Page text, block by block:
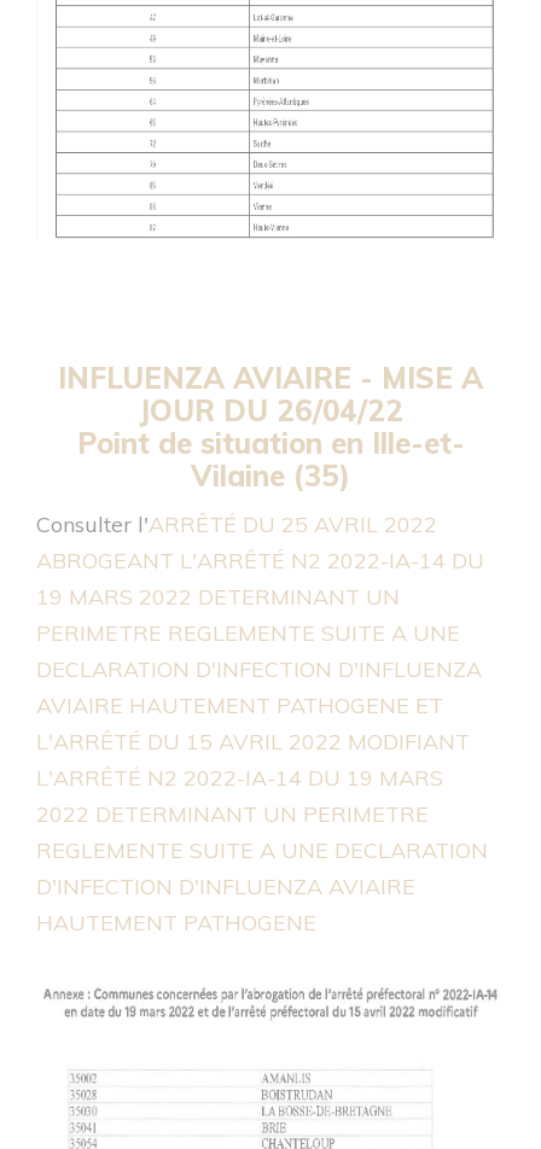
INFLUENZA AVIAIRE - MISE A
JOUR DU 26/04/22
Point de situation en Ille-et-
Vilaine (35)
Consulter l'ARRÊTÉ DU 25 AVRIL 2022
ABROGEANT L'ARRÊTÉ N2 2022-IA-14 DU
19 MARS 2022 DETERMINANT UN
PERIMETRE REGLEMENTE SUITE A UNE
DECLARATION D'INFECTION D'INFLUENZA
AVIAIRE HAUTEMENT PATHOGENE ET
L'ARRÊTÉ DU 15 AVRIL 2022 MODIFIANT
L'ARRÊTÉ N2 2022-IA-14 DU 19 MARS
2022 DETERMINANT UN PERIMETRE
REGLEMENTE SUITE A UNE DECLARATION
D'INFECTION D'INFLUENZA AVIAIRE
HAUTEMENT PATHOGENE